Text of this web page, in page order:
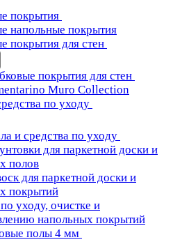
покрытия
напольные покрытия
покрытия для стен
покрытия для стен
Muro Collection
по уходу
и средства по уходу
для паркетной доски и
полов
для паркетной доски и
покрытий
уходу, очистке и
напольных покрытий
полы 4 мм